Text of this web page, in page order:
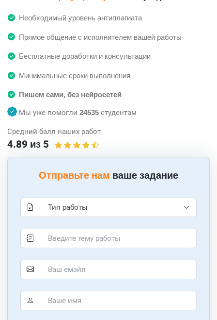
Необходимый уровень антиплагиата
Прямое общение с исполнителем вашей работы
Бесплатные доработки и консультации
Минимальные сроки выполнения
Пишем сами, без нейросетей
Мы уже помогли 24535 студентам
Средний балл наших работ
4.89 из 5
Отправьте нам ваше задание